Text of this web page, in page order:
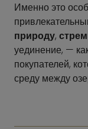
Именно это
природу,
уединение, —
покупателей,
среду между